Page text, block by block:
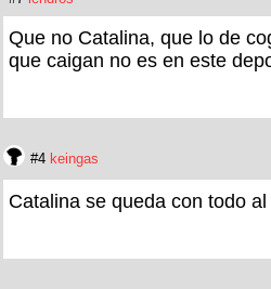
Que no Catalina, que lo de
que caigan no es en este
#4 keingas
Catalina se queda con todo al